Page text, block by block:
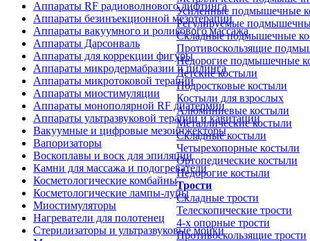
Аппараты RF радиоволнового лифтинга
Аппараты безинъекционной мезотерапии
Аппараты вакуумного и роликового массажа
Аппараты Дарсонваль
Аппараты для коррекции фигуры
Аппараты микродермабразии и пилинга
Аппараты микротоковой терапии
Аппараты миостимуляции
Аппараты монополярной RF диатермии
Аппараты ультразвуковой терапии и кавитации
Вакуумные и цифровые мезоинжекторы
Вапоризаторы
Воскоплавы и воск для эпиляции
Камни для массажа и подогреватели
Косметологические комбайны
Косметологические лампы-лупы
Миостимуляторы
Нагреватели для полотенец
Стерилизаторы и ультразвуковые мойки
Усиленные подмышечные
Регулируемые
Складные подмышечные
Противоскользящие
Недорогие подмышечные
Детские костыли
Подростковые костыли
Костыли для взрослых
Алюминиевые костыли
Металлические костыли
Складные костыли
Четырехопорные костыли
Ортопедические костыли
Недорогие костыли
Трости
Складные трости
Телескопические трости
4-х опорные трости
Противоскользящие трости